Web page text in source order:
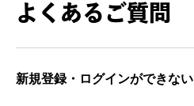
よくあるご質問
新規登録・ログインができない